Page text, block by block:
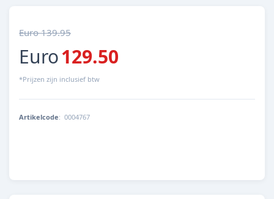
Euro 139.95
Euro129.50
*Prijzen zijn inclusief btw
Artikelcode: 0004767